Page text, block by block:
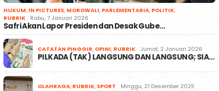
HUKUM, IN PICTURES, MOROWALI, PARLEMENTARIA, POLITIK,
RUBRIK
Rabu, 7 Januari 2026
Safri Akan Lapor Presiden dan Desak Gube…
CATATAN PINGGIR, OPINI, RUBRIK Jumat, 2 Januari 2026
PILKADA (TAK) LANGSUNG DAN LANGSUNG; SIA…
OLAHRAGA, RUBRIK, SPORT Minggu, 21 Desember 2025